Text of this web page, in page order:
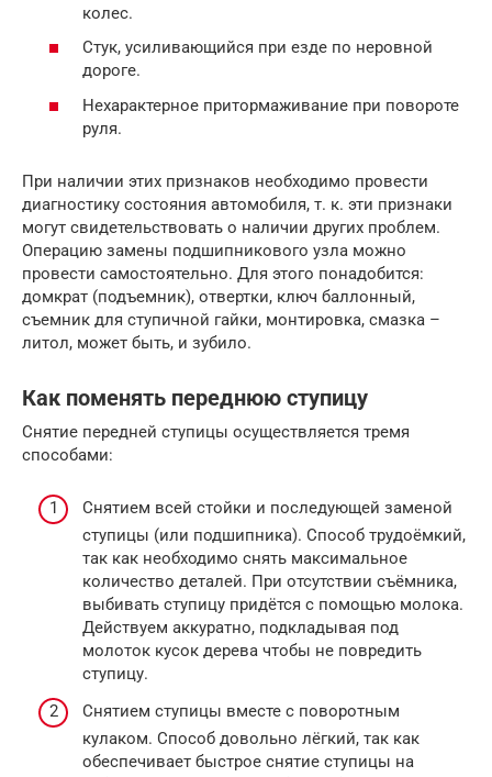
колес.
Стук, усиливающийся при езде по неровной
дороге.
Нехарактерное притормаживание при повороте
руля.
При наличии этих признаков необходимо провести
диагностику состояния автомобиля, т. к. эти признаки
могут свидетельствовать о наличии других проблем.
Операцию замены подшипникового узла можно
провести самостоятельно. Для этого понадобится:
домкрат (подъемник), отвертки, ключ баллонный,
съемник для ступичной гайки, монтировка, смазка –
литол, может быть, и зубило.
Как поменять переднюю ступицу
Снятие передней ступицы осуществляется тремя
способами:
Снятием всей стойки и последующей заменой
ступицы (или подшипника). Способ трудоёмкий,
так как необходимо снять максимальное
количество деталей. При отсутствии съёмника,
выбивать ступицу придётся с помощью молока.
Действуем аккуратно, подкладывая под
молоток кусок дерева чтобы не повредить
ступицу.
Снятием ступицы вместе с поворотным
кулаком. Способ довольно лёгкий, так как
обеспечивает быстрое снятие ступицы на